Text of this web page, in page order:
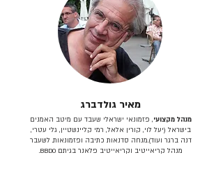
מאיר גולדברג
מנהל מקצועי, פזמונאי ישראלי שעבד עם מיטב האמנים
בישראל (יעל לוי, קורין אלאל, רמי קליינשטיין, גלי עטרי,
דנה ברגר ועוד).מנחה סדנאות כתיבה ופזמונאות. לשעבר
מנהל קריאייטיב וקריאייטיב פלאנר בגיתם BBDO.